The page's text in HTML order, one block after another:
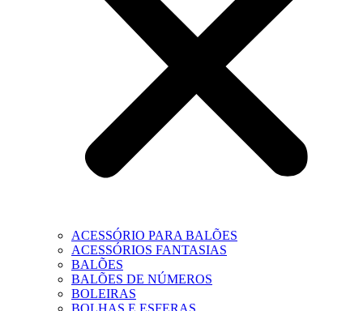
ACESSÓRIO PARA BALÕES
ACESSÓRIOS FANTASIAS
BALÕES
BALÕES DE NÚMEROS
BOLEIRAS
BOLHAS E ESFERAS